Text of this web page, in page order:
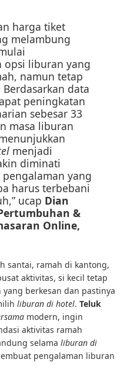
harga tiket
melambung
opsi liburan yang
namun tetap
data
peningkatan
sebesar 33
masa liburan
menjadi
diminati
yang
harus terbebani
ucap Dian
&
Online,
santai, ramah di kantong,
aktivitas, si kecil tetap
berkesan dan pastinya
liburan di hotel. Teluk
modern, ingin
aktivitas ramah
selama liburan di
pengalaman liburan